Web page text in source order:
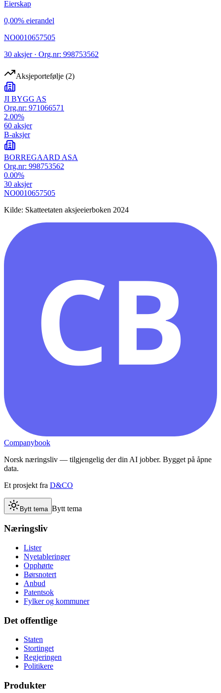
Eierskap
0,00% eierandel
NO0010657505
30 aksjer · Org.nr: 998753562
Aksjeportefølje (2)
JI BYGG AS
Org.nr: 971066571
2.00%
60 aksjer
B-aksjer
BORREGAARD ASA
Org.nr: 998753562
0.00%
30 aksjer
NO0010657505
Kilde: Skatteetaten aksjeeierboken 2024
CB
Companybook
Norsk næringsliv — tilgjengelig der din AI jobber. Bygget på åpne
data.
Et prosjekt fra D&CO
Bytt tema Bytt tema
Næringsliv
Lister
Nyetableringer
Opphørte
Børsnotert
Anbud
Patentsok
Fylker og kommuner
Det offentlige
Staten
Stortinget
Regjeringen
Politikere
Produkter